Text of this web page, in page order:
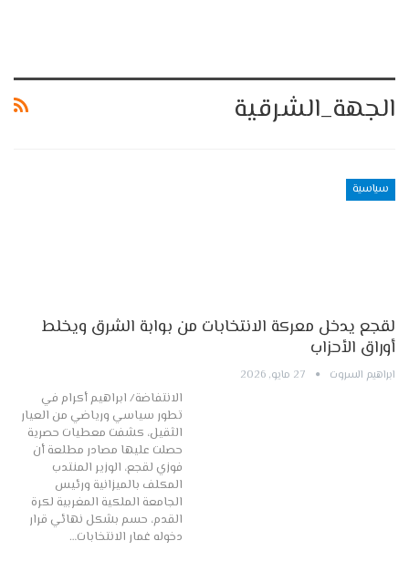
الجهة_الشرقية
سياسية
لقجع يدخل معركة الانتخابات من بوابة الشرق ويخلط
أوراق الأحزاب
ابراهيم السروت 27 مايو, 2026
الانتفاضة/ ابراهيم أكرام في
تطور سياسي ورياضي من العيار
الثقيل، كشفت معطيات حصرية
حصلت عليها مصادر مطلعة أن
فوزي لقجع، الوزير المنتدب
المكلف بالميزانية ورئيس
الجامعة الملكية المغربية لكرة
القدم، حسم بشكل نهائي قرار
دخوله غمار الانتخابات…